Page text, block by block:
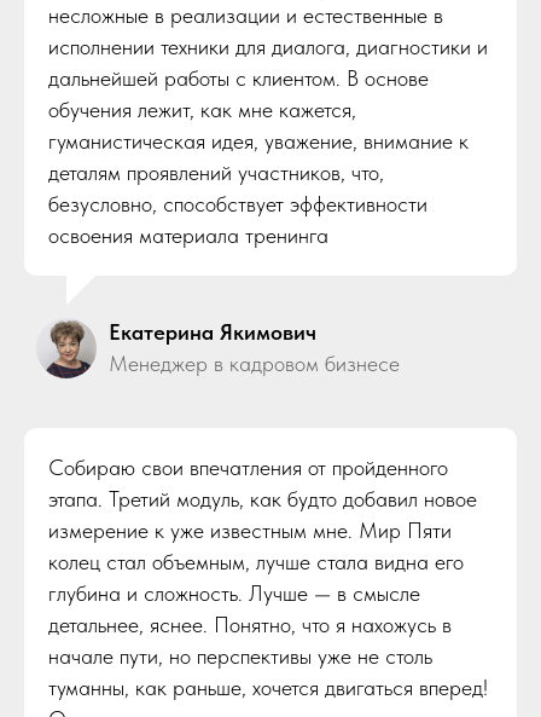
несложные в реализации и естественные в
исполнении техники для диалога, диагностики и
дальнейшей работы с клиентом. В основе
обучения лежит, как мне кажется,
гуманистическая идея, уважение, внимание к
деталям проявлений участников, что,
безусловно, способствует эффективности
освоения материала тренинга
Екатерина Якимович
Менеджер в кадровом бизнесе
Собираю свои впечатления от пройденного
этапа. Третий модуль, как будто добавил новое
измерение к уже известным мне. Мир Пяти
колец стал объемным, лучше стала видна его
глубина и сложность. Лучше — в смысле
детальнее, яснее. Понятно, что я нахожусь в
начале пути, но перспективы уже не столь
туманны, как раньше, хочется двигаться вперед!